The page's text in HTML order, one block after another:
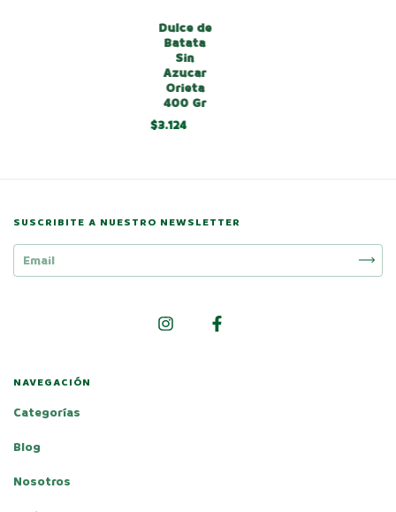
Dulce de
Batata
Sin
Azucar
Orieta
400 Gr
$3.124
SUSCRIBITE A NUESTRO NEWSLETTER
NAVEGACIÓN
Categorías
Blog
Nosotros